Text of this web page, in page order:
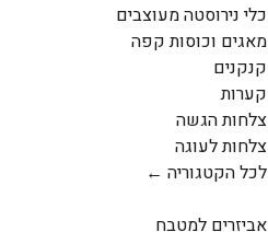
כלי נירוסטה מעוצבים
מאגים וכוסות קפה
קנקנים
קערות
צלחות הגשה
צלחות לעוגה
לכל הקטגוריה ←
אביזרים למטבח